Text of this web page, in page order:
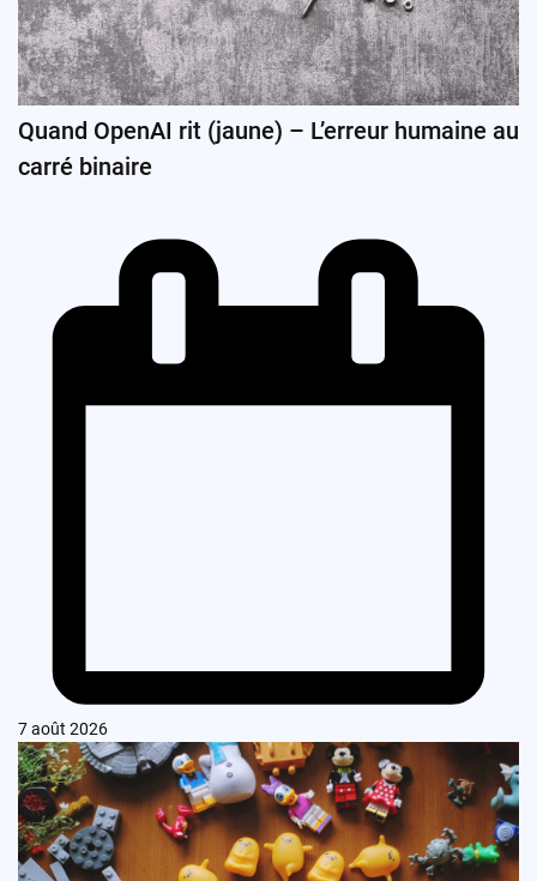
Quand OpenAI rit (jaune) – L’erreur humaine au
carré binaire
7 août 2026